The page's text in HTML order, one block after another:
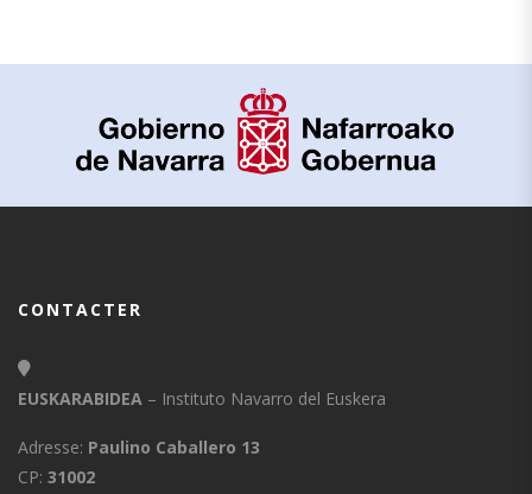
CONTACTER
EUSKARABIDEA – Instituto Navarro del Euskera
Adresse: Paulino Caballero 13
CP: 31002